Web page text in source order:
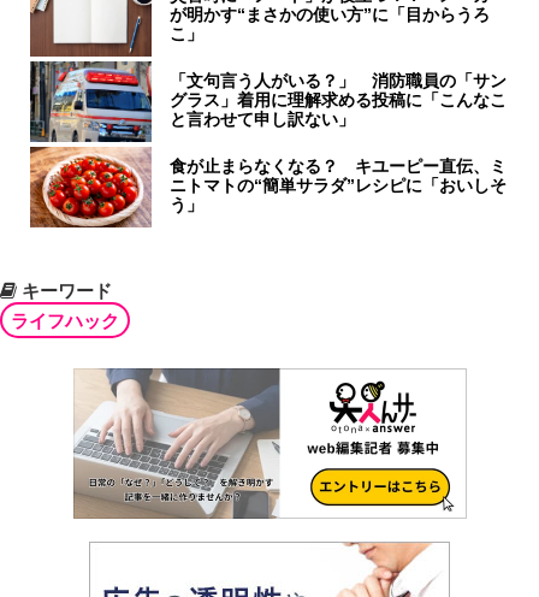
が明かす“まさかの使い方”に「目からうろ
こ」
「文句言う人がいる？」 消防職員の「サン
グラス」着用に理解求める投稿に「こんなこ
と言わせて申し訳ない」
食が止まらなくなる？ キユーピー直伝、ミ
ニトマトの“簡単サラダ”レシピに「おいしそ
う」
キーワード
ライフハック